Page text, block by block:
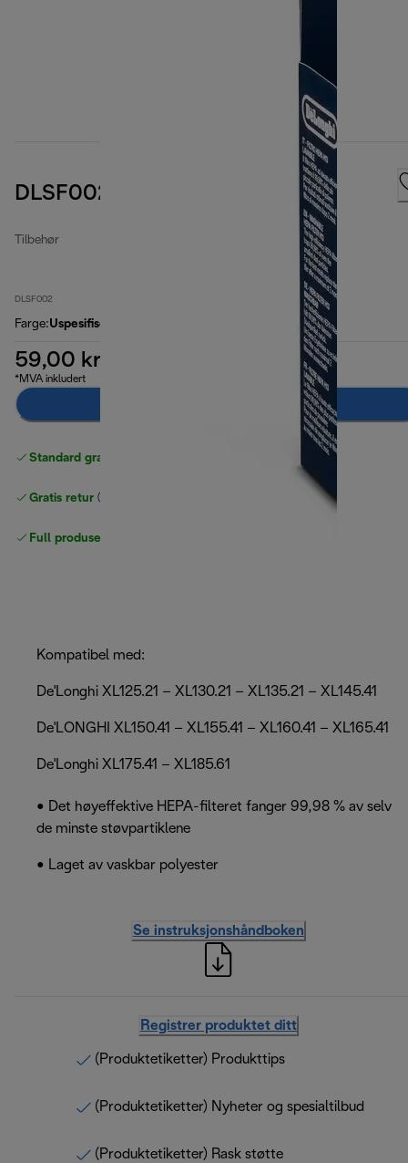
DLSF002 HEPA Air filter
Tilbehør
DLSF002
Farge:Uspesifisert
59,00 kr
*MVA inkludert
Standard gratis levering
Gratis retur
Full produsentgaranti
Kompatibel med:
De'Longhi XL125.21 – XL130.21 – XL135.21 – XL145.41
De'LONGHI XL150.41 – XL155.41 – XL160.41 – XL165.41
De'Longhi XL175.41 – XL185.61
• Det høyeffektive HEPA-filteret fanger 99,98 % av selv
de minste støvpartiklene
• Laget av vaskbar polyester
Se instruksjonshåndboken
Registrer produktet ditt
(Produktetiketter) Produkttips
(Produktetiketter) Nyheter og spesialtilbud
(Produktetiketter) Rask støtte